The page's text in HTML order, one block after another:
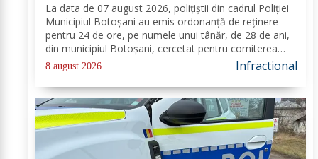
La data de 07 august 2026, polițiștii din cadrul Poliției
Municipiul Botoșani au emis ordonanță de reținere
pentru 24 de ore, pe numele unui tânăr, de 28 de ani,
din municipiul Botoșani, cercetat pentru comiterea
infracțiunii de furt. În urma probatoriului administrat,
s-a stabilit faptul că, în...
8 august 2026 Infractional